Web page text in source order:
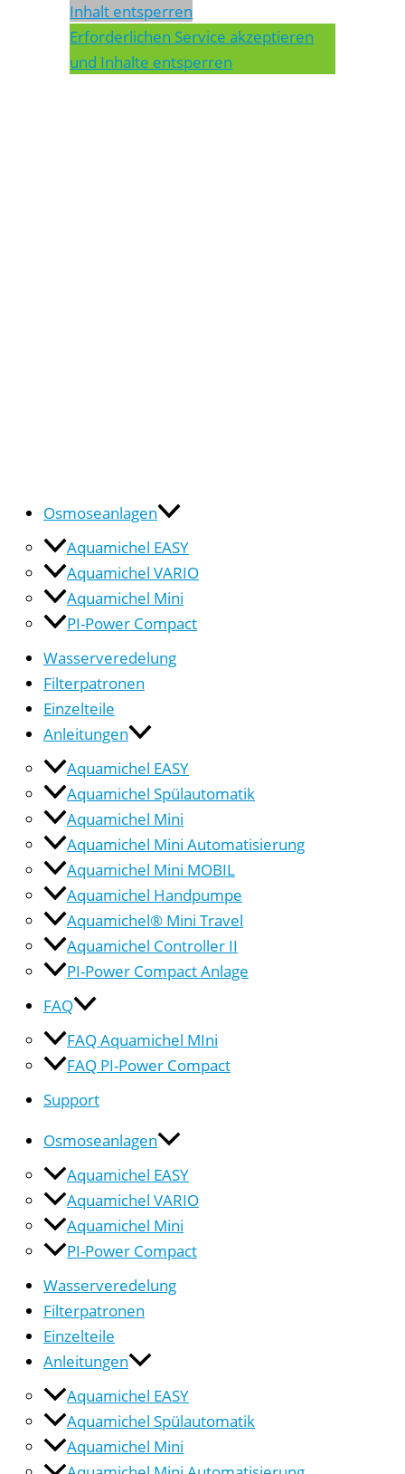
Inhalt entsperren
Erforderlichen Service akzeptieren
und Inhalte entsperren
Osmoseanlagen
Aquamichel EASY
Aquamichel VARIO
Aquamichel Mini
PI-Power Compact
Wasserveredelung
Filterpatronen
Einzelteile
Anleitungen
Aquamichel EASY
Aquamichel Spülautomatik
Aquamichel Mini
Aquamichel Mini Automatisierung
Aquamichel Mini MOBIL
Aquamichel Handpumpe
Aquamichel® Mini Travel
Aquamichel Controller II
PI-Power Compact Anlage
FAQ
FAQ Aquamichel MIni
FAQ PI-Power Compact
Support
Osmoseanlagen
Aquamichel EASY
Aquamichel VARIO
Aquamichel Mini
PI-Power Compact
Wasserveredelung
Filterpatronen
Einzelteile
Anleitungen
Aquamichel EASY
Aquamichel Spülautomatik
Aquamichel Mini